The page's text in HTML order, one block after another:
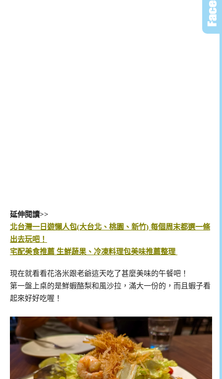
延伸閱讀>>
北台灣一日遊懶人包(大台北、桃園、新竹) 每個周末都選一條
出去玩吧！
宅配美食推薦 生鮮蔬果、冷凍料理包美味推薦整理
現在就看看花洛米跟老爺這天吃了甚麼美味的午餐吧！
第一盤上桌的是鮮蝦酪梨和風沙拉，滿大一份的，而且蝦子看
起來好好吃喔！